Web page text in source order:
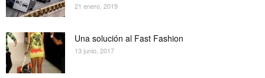
21 enero, 2019
Una solución al Fast Fashion
13 junio, 2017